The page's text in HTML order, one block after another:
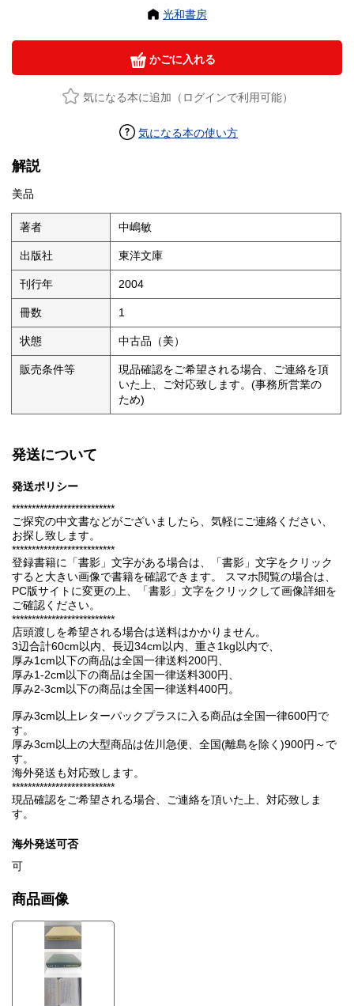
光和書房
かごに入れる
気になる本に追加（ログインで利用可能）
気になる本の使い方
解説
美品
著者 中嶋敏
出版社 東洋文庫
刊行年 2004
冊数 1
状態 中古品（美）
販売条件等
現品確認をご希望される場合、ご連絡を頂
いた上、ご対応致します。(事務所営業の
ため)
発送について
発送ポリシー
**************************
ご探究の中文書などがございましたら、気軽にご連絡ください、
お探し致します。
**************************
登録書籍に「書影」文字がある場合は、「書影」文字をクリック
すると大きい画像で書籍を確認できます。 スマホ閲覧の場合は、
PC版サイトに変更の上、「書影」文字をクリックして画像詳細を
ご確認ください。
**************************
店頭渡しを希望される場合は送料はかかりません。
3辺合計60cm以内、長辺34cm以内、重さ1kg以内で、
厚み1cm以下の商品は全国一律送料200円、
厚み1-2cm以下の商品は全国一律送料300円、
厚み2-3cm以下の商品は全国一律送料400円。
厚み3cm以上レターパックプラスに入る商品は全国一律600円で
す。
厚み3cm以上の大型商品は佐川急便、全国(離島を除く)900円～で
す。
海外発送も対応致します。
**************************
現品確認をご希望される場合、ご連絡を頂いた上、対応致しま
す。
海外発送可否
可
商品画像